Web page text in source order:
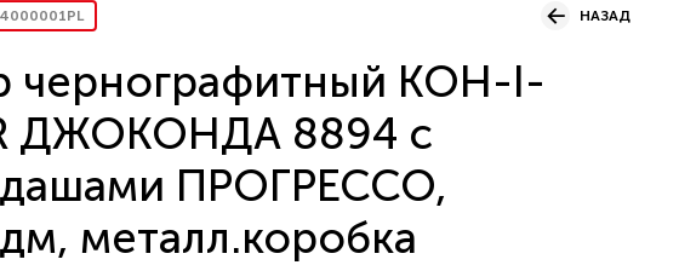
НАЗАД
чернографитный KOH-I-
ДЖОКОНДА 8894 с
ПРОГРЕССО,
металл.коробка